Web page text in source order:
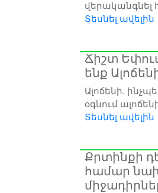
վերականգնել
Տեսնել ավելին
Ճիշտ
ենք
Ալոճենի.
օգնում
Տեսնել ավելին
Քրտինքի
համար